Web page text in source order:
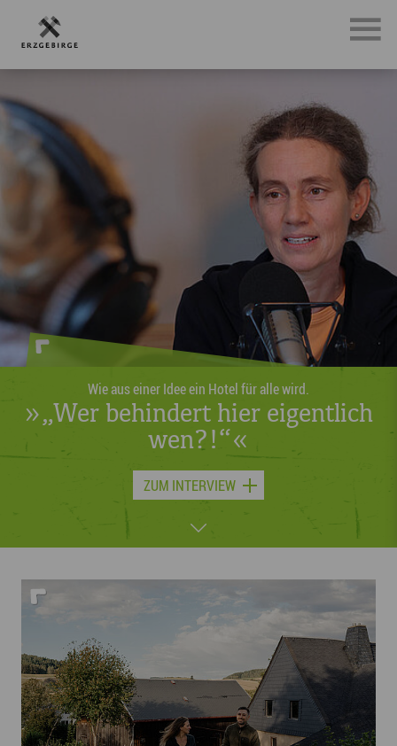
Wie aus einer Idee ein Hotel für alle wird.
»„Wer behindert hier
wen?!“«
JETZT LESEN